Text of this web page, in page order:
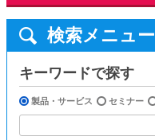
検索メニュー
キーワードで探す
製品・サービス セミナー